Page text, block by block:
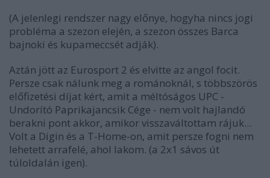
(A jelenlegi rendszer nagy előnye, hogyha nincs jogi
probléma a szezon elején, a szezon összes Barca
bajnoki és kupameccsét adják).
Aztán jött az Eurosport 2 és elvitte az angol focit.
Persze csak nálunk meg a románoknál, s többszörös
előfizetési díjat kért, amit a méltóságos UPC -
Undorító Paprikajancsik Cége - nem volt hajlandó
berakni pont akkor, amikor visszaváltottam rájuk...
Volt a Digin és a T-Home-on, amit persze fogni nem
lehetett arrafelé, ahol lakom. (a 2x1 sávos út
túloldalán igen).